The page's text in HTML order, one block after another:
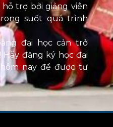
hỗ trợ bởi giảng viên
suốt quá trình
đại học cản trở
Hãy đăng ký học đại
nay để được tư